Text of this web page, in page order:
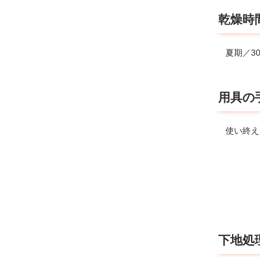
乾燥時
夏期／
用具の
使い終
下地処